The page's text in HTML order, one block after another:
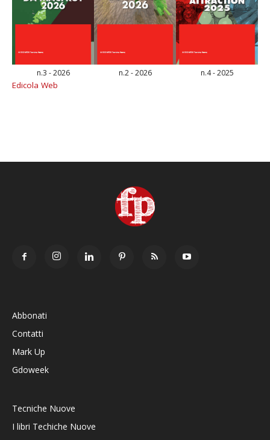
n.3 - 2026 n.2 - 2026 n.4 - 2025
Edicola Web
Abbonati
Contatti
Mark Up
Gdoweek
Tecniche Nuove
I libri Techiche Nuove